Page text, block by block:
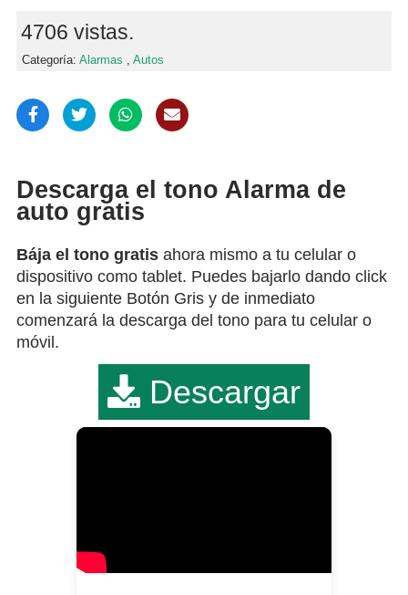
4706 vistas.
Categoría: Alarmas , Autos
Descarga el tono Alarma de
auto gratis
Bája el tono gratis ahora mismo a tu celular o
dispositivo como tablet. Puedes bajarlo dando click
en la siguiente Botón Gris y de inmediato
comenzará la descarga del tono para tu celular o
móvil.
Descargar